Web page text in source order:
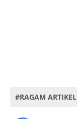
#RAGAM ARTIKEL